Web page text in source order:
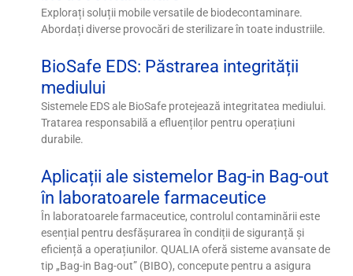
Explorați soluții mobile versatile de biodecontaminare.
Abordați diverse provocări de sterilizare în toate industriile.
BioSafe EDS: Păstrarea integrității
mediului
Sistemele EDS ale BioSafe protejează integritatea mediului.
Tratarea responsabilă a efluenților pentru operațiuni
durabile.
Aplicații ale sistemelor Bag-in Bag-out
în laboratoarele farmaceutice
În laboratoarele farmaceutice, controlul contaminării este
esențial pentru desfășurarea în condiții de siguranță și
eficiență a operațiunilor. QUALIA oferă sisteme avansate de
tip „Bag-in Bag-out” (BIBO), concepute pentru a asigura